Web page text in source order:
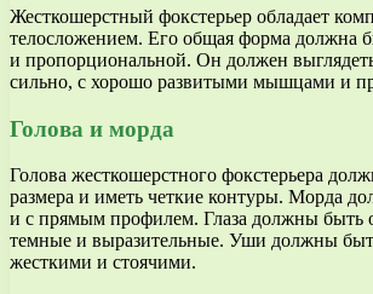
Жесткошерстный фокстерьер обладает
телосложением. Его общая форма должна
и пропорциональной. Он должен
сильно, с хорошо развитыми мышцами и
Голова и морда
Голова жесткошерстного фокстерьера
размера и иметь четкие контуры. Морда
и с прямым профилем. Глаза должны быть
темные и выразительные. Уши должны
жесткими и стоячими.